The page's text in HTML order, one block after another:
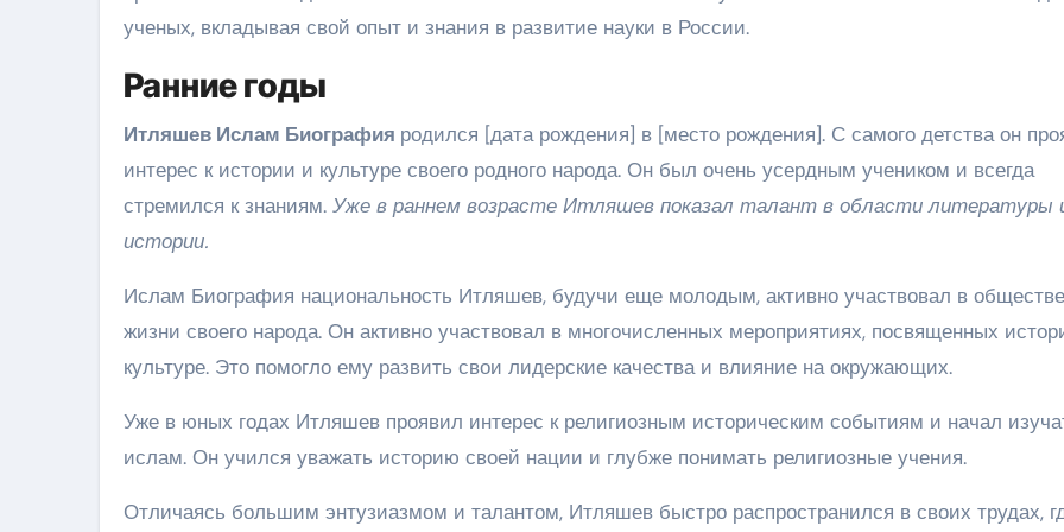
ученых, вкладывая свой опыт и знания в развитие науки в России.
Ранние годы
Итляшев Ислам Биография родился [дата рождения] в [место рождения]. С самого детства он
интерес к истории и культуре своего родного народа. Он был очень усердным учеником и всегда
стремился к знаниям. Уже в раннем возрасте Итляшев показал талант в области литературы
истории.
Ислам Биография национальность Итляшев, будучи еще молодым, активно участвовал в
жизни своего народа. Он активно участвовал в многочисленных мероприятиях, посвященных
культуре. Это помогло ему развить свои лидерские качества и влияние на окружающих.
Уже в юных годах Итляшев проявил интерес к религиозным историческим событиям и начал
ислам. Он учился уважать историю своей нации и глубже понимать религиозные учения.
Отличаясь большим энтузиазмом и талантом, Итляшев быстро распространился в своих трудах,